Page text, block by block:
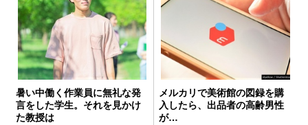
暑い中働く作業員に無礼な発
言をした学生。それを見かけ
た教授は
メルカリで美術館の図録を購
入したら、出品者の高齢男性
が…